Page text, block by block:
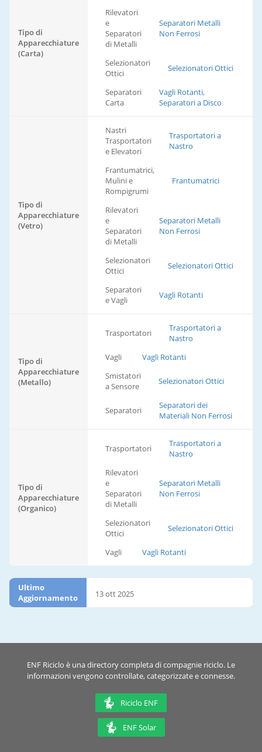
Tipo di
Apparecchiature
(Carta)
Rilevatori
e
Separatori
di Metalli
Separatori Metalli
Non Ferrosi
Selezionatori
Ottici
Selezionatori Ottici
Separatori
Carta
Vagli Rotanti,
Separatori a Disco
Tipo di
Apparecchiature
(Vetro)
Nastri
Trasportatori
e Elevatori
Trasportatori a
Nastro
Frantumatrici,
Mulini e
Rompigrumi
Frantumatrici
Rilevatori
e
Separatori
di Metalli
Separatori Metalli
Non Ferrosi
Selezionatori
Ottici
Selezionatori Ottici
Separatori
e Vagli
Vagli Rotanti
Tipo di
Apparecchiature
(Metallo)
Trasportatori
Trasportatori a
Nastro
Vagli
Vagli Rotanti
Smistatori
a Sensore
Selezionatori Ottici
Separatori
Separatori dei
Materiali Non Ferrosi
Tipo di
Apparecchiature
(Organico)
Trasportatori
Trasportatori a
Nastro
Rilevatori
e
Separatori
di Metalli
Separatori Metalli
Non Ferrosi
Selezionatori
Ottici
Selezionatori Ottici
Vagli Vagli Rotanti
Ultimo
Aggiornamento
13 ott 2025
ENF Riciclo è una directory completa di compagnie riciclo. Le
informazioni vengono controllate, categorizzate e connesse.
Riciclo ENF
ENF Solar